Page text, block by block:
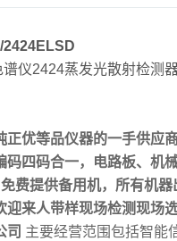
2424ELSD
仪2424蒸发光散射检测
正优等品仪器的一手供应
码四码合一，电路板、机
费提供备用机，所有机
来人带样现场检测现场选
司 主要经营范围包括智能